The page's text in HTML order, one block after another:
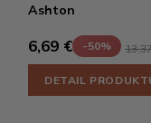
Ashton
6,69 € -50%
DETAIL